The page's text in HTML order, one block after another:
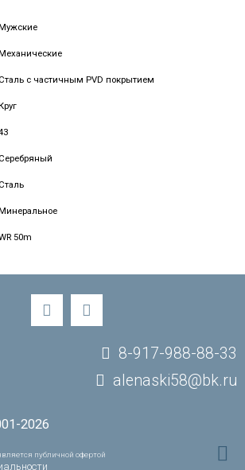
Сталь с частичным PVD покрытием
Серебряный
Сталь
50m
2026
публичной офертой
8-917-988-88-33
alenaski58@bk.ru